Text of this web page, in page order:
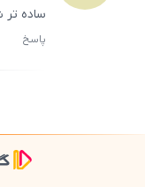
ساده تر
پاسخ